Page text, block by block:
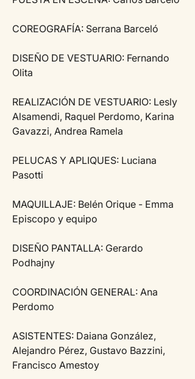
COREOGRAFÍA: Serrana Barceló
DISEÑO DE VESTUARIO: Fernando
Olita
REALIZACIÓN DE VESTUARIO: Lesly
Alsamendi, Raquel Perdomo, Karina
Gavazzi, Andrea Ramela
PELUCAS Y APLIQUES: Luciana
Pasotti
MAQUILLAJE: Belén Orique - Emma
Episcopo y equipo
DISEÑO PANTALLA: Gerardo
Podhajny
COORDINACIÓN GENERAL: Ana
Perdomo
ASISTENTES: Daiana González,
Alejandro Pérez, Gustavo Bazzini,
Francisco Amestoy